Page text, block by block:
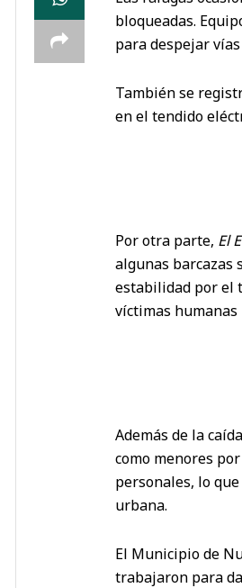
bloqueadas.
para despejar
También se
en el tendido
Por otra parte, El
algunas barcazas
estabilidad por el
víctimas
Además de la
como menores
personales, lo
urbana.
El Municipio de
trabajaron para